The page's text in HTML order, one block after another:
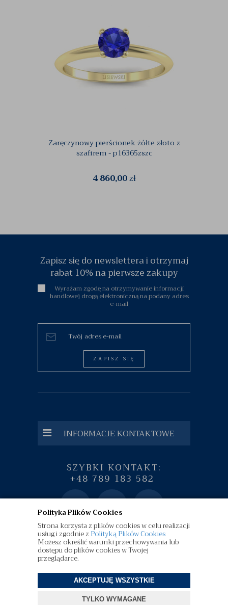
Polityka Plików Cookies
Strona korzysta z plików cookies w celu realizacji
usług i zgodnie z Polityką Plików Cookies
Możesz określić warunki przechowywania lub
dostępu do plików cookies w Twojej
przeglądarce.
AKCEPTUJĘ WSZYSTKIE
TYLKO WYMAGANE
Zaręczynowy pierścionek żółte złoto z
szafirem - p16365zszc
4 860,00zł
Zapisz się do newslettera i otrzymaj
rabat 10% na pierwsze zakupy
Wyrażam zgodę na otrzymywanie informacji
handlowej drogą elektroniczną na podany adres
e-mail
ZAPISZ SIĘ
INFORMACJE KONTAKTOWE
SZYBKI KONTAKT:
+48 789 183 582
diamenty.pl | Wszelkie Prawa Zastrzeżone